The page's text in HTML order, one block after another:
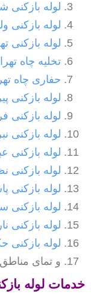
لوله بازکنی
لوله بازکنی
لوله بازکنی
تخلیه چاه
حفاری چاه
لوله بازکنی
لوله بازکنی
لوله بازکنی
لوله بازکنی
لوله بازکنی
لوله بازکنی
لوله بازکنی
لوله بازکنی
لوله بازکنی
و تمای
خدمات لوله